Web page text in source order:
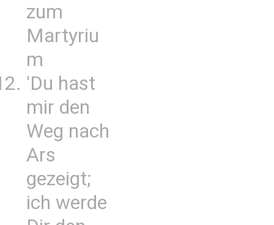
zum
Martyriu
m
'Du hast
mir den
Weg nach
Ars
gezeigt;
ich werde